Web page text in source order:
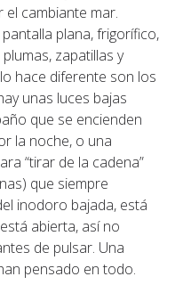
cambiante mar.
plana, frigorífico,
zapatillas y
hace diferente son los
unas luces bajas
que se encienden
la noche, o una
“tirar de la cadena”
que siempre
inodoro bajada, está
abierta, así no
de pulsar. Una
pensado en todo.